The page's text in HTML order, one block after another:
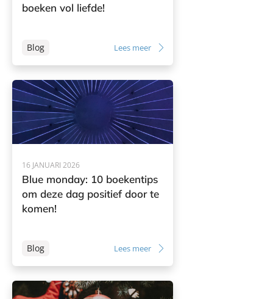
boeken vol liefde!
Blog Lees meer
16 JANUARI 2026
Blue monday: 10 boekentips
om deze dag positief door te
komen!
Blog Lees meer